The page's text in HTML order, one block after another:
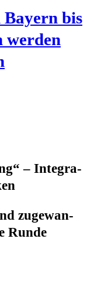
Bay­ern bis
wer­den
– Inte­gra­
zuge­wan­
Runde